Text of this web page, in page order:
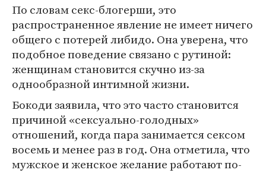
По словам секс-блогерши, это
распространенное явление не имеет ничего
общего с потерей либидо. Она уверена, что
подобное поведение связано с рутиной:
женщинам становится скучно из-за
однообразной интимной жизни.
Бокоди заявила, что это часто становится
причиной «сексуально-голодных»
отношений, когда пара занимается сексом
восемь и менее раз в год. Она отметила, что
мужское и женское желание работают по-